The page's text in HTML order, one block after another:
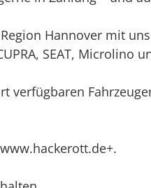
Hannover mit
SEAT, Microlino
verfügbaren